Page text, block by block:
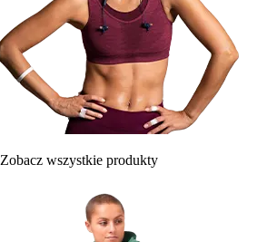
Zobacz wszystkie produkty